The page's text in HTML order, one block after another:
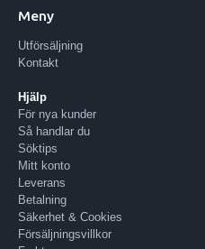
Meny
Utförsäljning
Kontakt
Hjälp
För nya kunder
Så handlar du
Söktips
Mitt konto
Leverans
Betalning
Säkerhet & Cookies
Försäljningsvillkor